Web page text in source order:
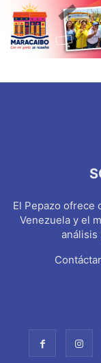
El Pepazo ofrece
Venezuela y el
análisis